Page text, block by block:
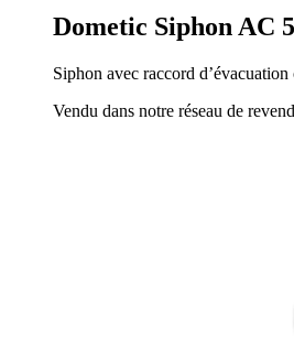
Dometic Siphon AC
Siphon avec raccord
Vendu dans notre réseau de